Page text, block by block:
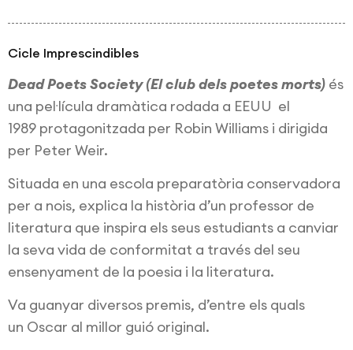
Cicle Imprescindibles
Dead Poets Society (El club dels poetes morts) és
una pel·lícula dramàtica rodada a EEUU el
1989 protagonitzada per Robin Williams i dirigida
per Peter Weir.
Situada en una escola preparatòria conservadora
per a nois, explica la història d’un professor de
literatura que inspira els seus estudiants a canviar
la seva vida de conformitat a través del seu
ensenyament de la poesia i la literatura.
Va guanyar diversos premis, d’entre els quals
un Oscar al millor guió original.